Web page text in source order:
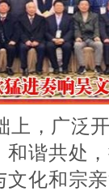
上，广泛
谐共处
化和宗